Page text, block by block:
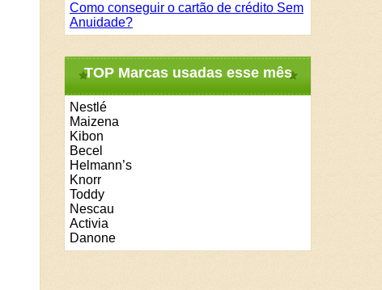
Como conseguir o cartão de crédito Sem
Anuidade?
TOP Marcas usadas esse mês
Nestlé
Maizena
Kibon
Becel
Helmann’s
Knorr
Toddy
Nescau
Activia
Danone